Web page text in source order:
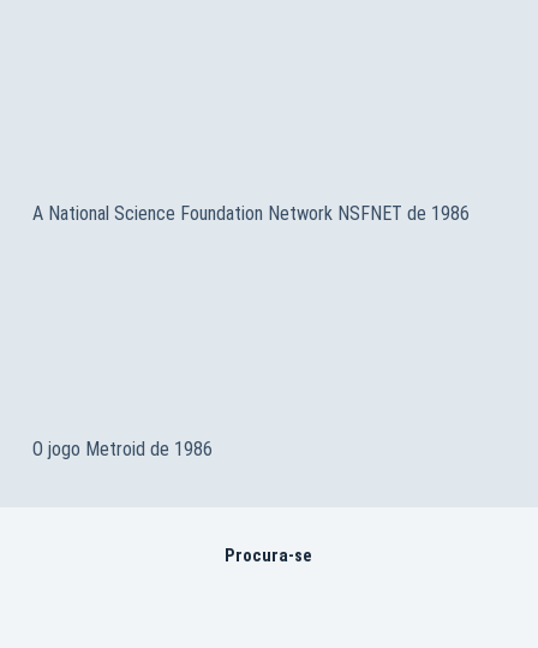
A National Science Foundation Network NSFNET de 1986
O jogo Metroid de 1986
Procura-se